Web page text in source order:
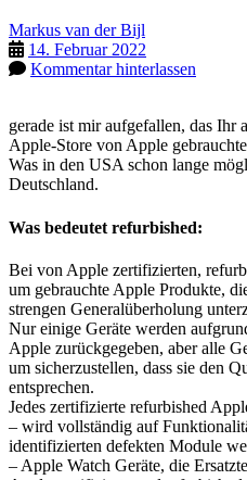
Markus van der Bijl
14. Februar 2022
Kommentar hinterlassen
gerade ist mir aufgefallen, das Ihr
Apple-Store von Apple
Was in den USA schon lange
Deutschland.
Was bedeutet refurbished:
Bei von Apple zertifizierten,
um gebrauchte Apple Produkte,
strengen Generalüberholung
Nur einige Geräte werden
Apple zurückgegeben, aber alle
um sicherzustellen, dass sie den
entsprechen.
Jedes zertifizierte refurbished
– wird vollständig auf
identifizierten defekten Module
– Apple Watch Geräte, die